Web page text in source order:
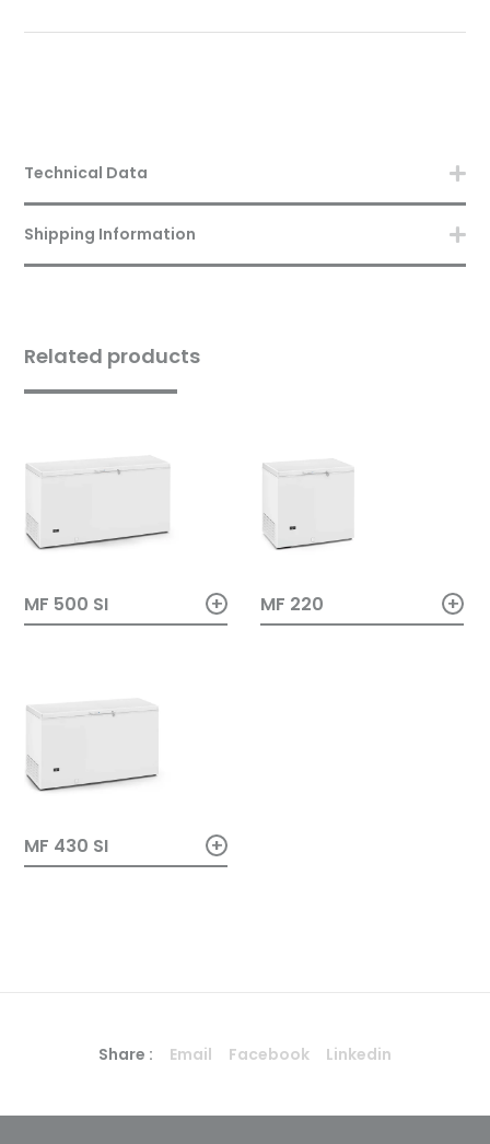
Technical Data
Shipping Information
Related products
MF 500 SI + MF 220 +
MF 430 SI +
Share : Email Facebook Linkedin